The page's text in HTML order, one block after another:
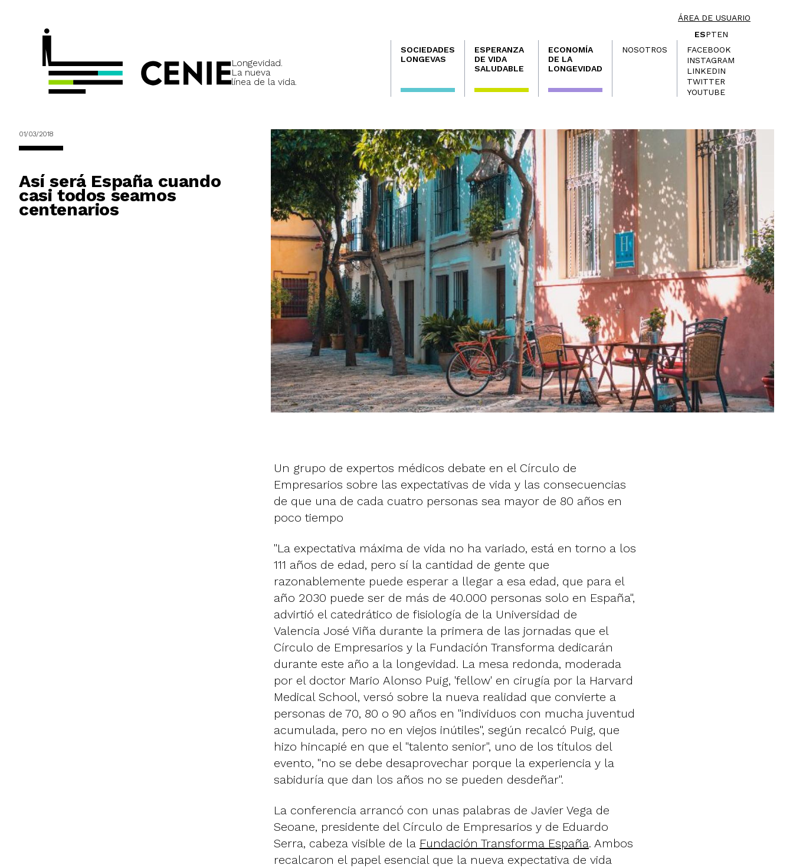
ÁREA DE USUARIO
Longevidad.
La nueva
línea de la vida.
ESPTEN
Navegación
principal
SOCIEDADES
LONGEVAS
ESPERANZA
DE VIDA
SALUDABLE
ECONOMÍA
DE LA
LONGEVIDAD
NOSOTROS
FACEBOOK
INSTAGRAM
LINKEDIN
TWITTER
YOUTUBE
01/03/2018
Así será España cuando
casi todos seamos
centenarios
Un grupo de expertos médicos debate en el Círculo de
Empresarios sobre las expectativas de vida y las consecuencias
de que una de cada cuatro personas sea mayor de 80 años en
poco tiempo
"La expectativa máxima de vida no ha variado, está en torno a los
111 años de edad, pero sí la cantidad de gente que
razonablemente puede esperar a llegar a esa edad, que para el
año 2030 puede ser de más de 40.000 personas solo en España",
advirtió el catedrático de fisiología de la Universidad de
Valencia José Viña durante la primera de las jornadas que el
Círculo de Empresarios y la Fundación Transforma dedicarán
durante este año a la longevidad. La mesa redonda, moderada
por el doctor Mario Alonso Puig, 'fellow' en cirugía por la Harvard
Medical School, versó sobre la nueva realidad que convierte a
personas de 70, 80 o 90 años en "individuos con mucha juventud
acumulada, pero no en viejos inútiles", según recalcó Puig, que
hizo hincapié en que el "talento senior", uno de los títulos del
evento, "no se debe desaprovechar porque la experiencia y la
sabiduría que dan los años no se pueden desdeñar".
La conferencia arrancó con unas palabras de Javier Vega de
Seoane, presidente del Círculo de Empresarios y de Eduardo
Serra, cabeza visible de la Fundación Transforma España. Ambos
recalcaron el papel esencial que la nueva expectativa de vida